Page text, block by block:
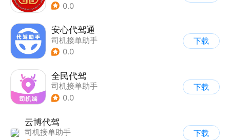
0.0
安心代驾通
司机接单助手
0.0
下载
全民代驾
司机接单助手
0.0
下载
云博代驾
司机接单助手
下载